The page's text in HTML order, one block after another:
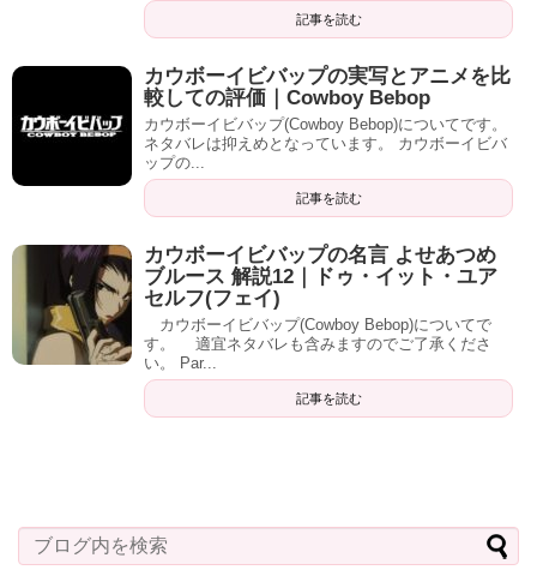
記事を読む
カウボーイビバップの実写とアニメを比
較しての評価｜Cowboy Bebop
カウボーイビバップ(Cowboy Bebop)についてです。
ネタバレは抑えめとなっています。 カウボーイビバ
ップの...
記事を読む
カウボーイビバップの名言 よせあつめ
ブルース 解説12｜ドゥ・イット・ユア
セルフ(フェイ)
カウボーイビバップ(Cowboy Bebop)についてで
す。 適宜ネタバレも含みますのでご了承くださ
い。 Par...
記事を読む